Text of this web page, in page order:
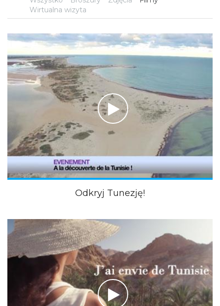
Wirtualna wizyta
Odkryj Tunezję!